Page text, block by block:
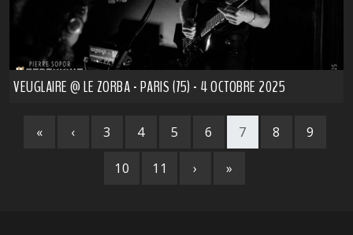
VEUGLAIRE @ LE ZORBA - PARIS (75) - 4 OCTOBRE 2025
« ‹ 3 4 5 6 7 8 9
10 11 › »